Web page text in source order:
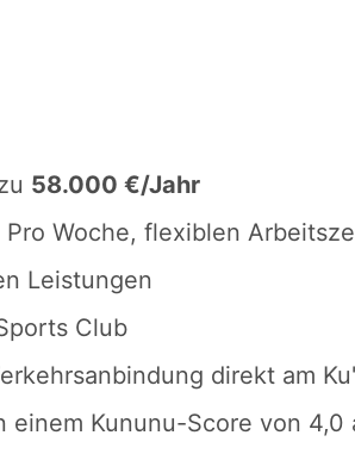
58.000 €/Jahr
Woche, flexiblen
Leistungen
Club
direkt am
einem Kununu-Score von 4,0